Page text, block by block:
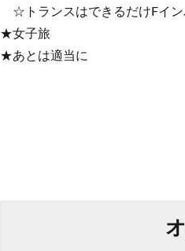
☆トランスはできるだけFイン
★女子旅
★あとは適当に